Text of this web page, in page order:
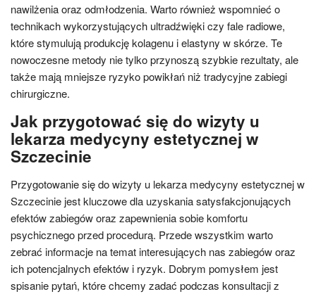
nawilżenia oraz odmłodzenia. Warto również wspomnieć o
technikach wykorzystujących ultradźwięki czy fale radiowe,
które stymulują produkcję kolagenu i elastyny w skórze. Te
nowoczesne metody nie tylko przynoszą szybkie rezultaty, ale
także mają mniejsze ryzyko powikłań niż tradycyjne zabiegi
chirurgiczne.
Jak przygotować się do wizyty u
lekarza medycyny estetycznej w
Szczecinie
Przygotowanie się do wizyty u lekarza medycyny estetycznej w
Szczecinie jest kluczowe dla uzyskania satysfakcjonujących
efektów zabiegów oraz zapewnienia sobie komfortu
psychicznego przed procedurą. Przede wszystkim warto
zebrać informacje na temat interesujących nas zabiegów oraz
ich potencjalnych efektów i ryzyk. Dobrym pomysłem jest
spisanie pytań, które chcemy zadać podczas konsultacji z